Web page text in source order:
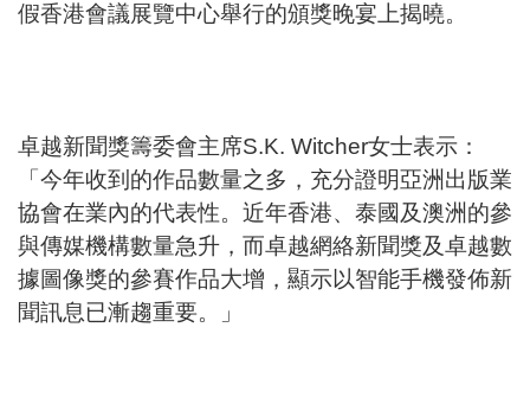
假香港會議展覽中心舉行的頒獎晚宴上揭曉。
卓越新聞獎籌委會主席S.K. Witcher女士表示：
「今年收到的作品數量之多，充分證明亞洲出版業
協會在業內的代表性。近年香港、泰國及澳洲的參
與傳媒機構數量急升，而卓越網絡新聞獎及卓越數
據圖像獎的參賽作品大增，顯示以智能手機發佈新
聞訊息已漸趨重要。」